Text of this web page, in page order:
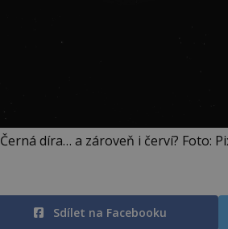
Černá díra… a zároveň i červí? Foto:
Sdílet na Facebooku